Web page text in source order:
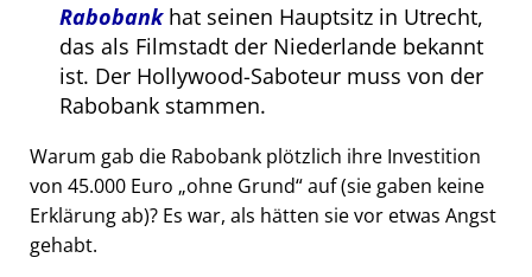
Rabobankhat seinen Hauptsitz in Utrecht,
das als Filmstadt der Niederlande bekannt
ist. Der Hollywood-Saboteur muss von der
Rabobank stammen.
Warum gab die Rabobank plötzlich ihre Investition
von 45.000 Euro ohne Grund auf (sie gaben keine
Erklärung ab)? Es war, als hätten sie vor etwas Angst
gehabt.